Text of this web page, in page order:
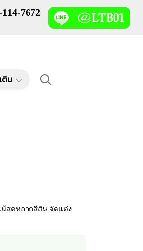
114-7672
ติม
ม้สดหลากสีสัน จัดแต่ง